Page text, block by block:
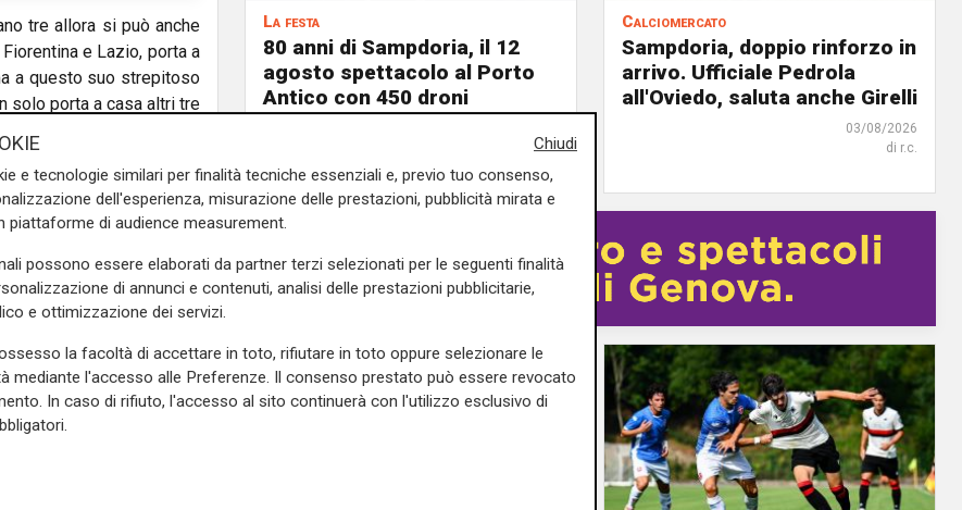
tre allora si può anche
e Lazio, porta a
a questo suo strepitoso
solo porta a casa altri tre
quadratura che solo un
cosa fare,
Damsgaardche continua
non stupisce più è
proprio dal danese e
goal del raddoppio ma
di ripresa, però, ci pensa
destra.
però dimostra ancora
macchia, il fallo da
del blucerchiato è
La festa
80 anni di Sampdoria, il 12
agosto spettacolo al Porto
Antico con 450 droni
di Filippo Serio
Calciomercato
Sampdoria, doppio rinforzo in
arrivo. Ufficiale Pedrola
all'Oviedo, saluta anche Girelli
03/08/2026
di r.c.
Chiudi
e tecnologie similari per finalità tecniche essenziali e, previo tuo consenso,
dell'esperienza, misurazione delle prestazioni, pubblicità mirata e
piattaforme di audience measurement.
possono essere elaborati da partner terzi selezionati per le seguenti finalità
di annunci e contenuti, analisi delle prestazioni pubblicitarie,
e ottimizzazione dei servizi.
la facoltà di accettare in toto, rifiutare in toto oppure selezionare le
mediante l'accesso alle Preferenze. Il consenso prestato può essere revocato
In caso di rifiuto, l'accesso al sito continuerà con l'utilizzo esclusivo di